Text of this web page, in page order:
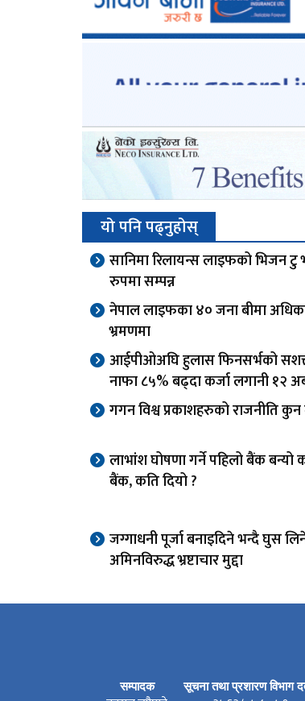
यो पनि पढ्नुहोस्
सानिमा रिलायन्स लाइफको भिजन
रुपमा सम्पन्न
नेपाल लाइफका ४० जना बीमा
भ्रमणमा
आईपीओअघि हुलास फिनसर्भको सशक्त
नाफा ८५% बढ्दा कर्जा लगानी १२
गगन विश्व प्रकाशहरुको राजनीति कुन
लाभांश घोषणा गर्ने पहिलो बैंक बन्यो
बैंक, कति दियो ?
जग्गाधनी पूर्जा बनाइदिने भन्दै घुस
अमिनविरुद्ध भ्रष्टाचार मुद्दा
सम्पादक सूचना तथा प्रशारण विभाग